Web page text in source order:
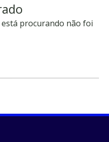
está procurando não foi